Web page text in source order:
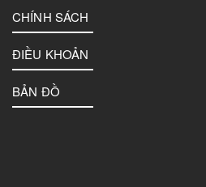
CHÍNH SÁCH
ĐIỀU KHOẢN
BẢN ĐỒ